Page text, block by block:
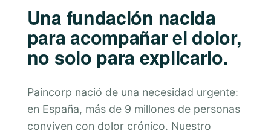
Una fundación nacida
para acompañar el dolor,
no solo para explicarlo.
Paincorp nació de una necesidad urgente:
en España, más de 9 millones de personas
conviven con dolor crónico. Nuestro